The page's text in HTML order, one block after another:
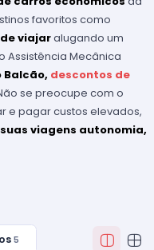
favoritos como
viajaralugando um
Assistência Mecânica
Balcão, descontos de
se preocupe com o
e pagar custos elevados,
viagens autonomia,
5